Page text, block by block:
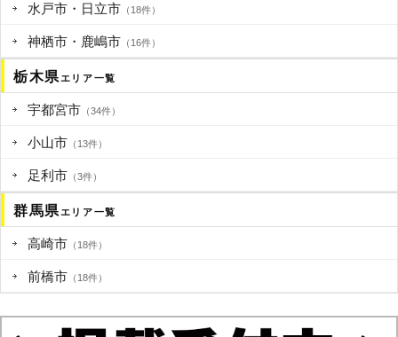
水戸市・日立市 （18件）
神栖市・鹿嶋市 （16件）
栃木県エリア一覧
宇都宮市 （34件）
小山市 （13件）
足利市 （3件）
群馬県エリア一覧
高崎市 （18件）
前橋市 （18件）